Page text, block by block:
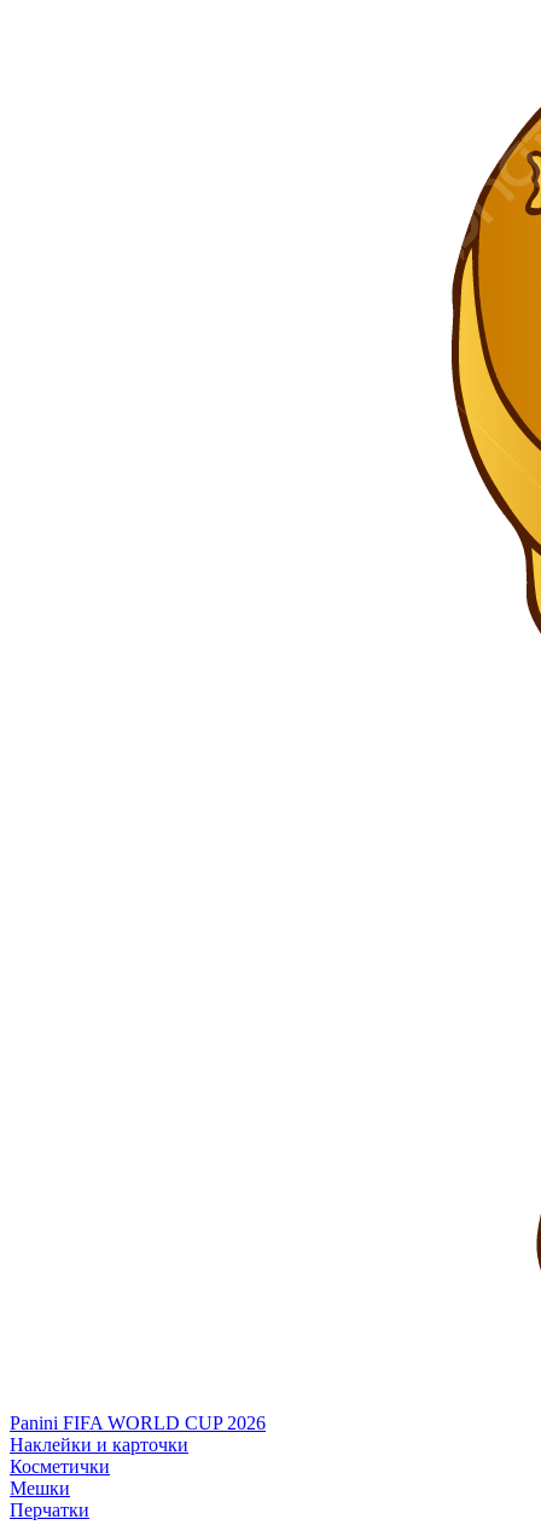
Panini FIFA WORLD CUP 2026
Наклейки и карточки
Косметички
Мешки
Перчатки